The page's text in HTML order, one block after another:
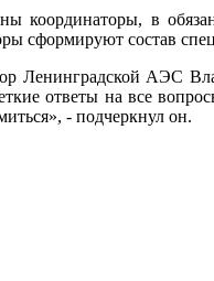
координаторы, в
сформируют состав
Ленинградской АЭС
ответы на все
- подчеркнул он.